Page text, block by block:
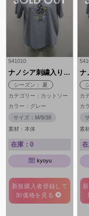
541010
ナノシア刺繍入りTシャツ
シーズン： 夏
カテゴリー：カットソー
カラー：グレー
サイズ：M/9/38
素材：本体 綿
在庫：0
kyoyu
新規購入者登録して
卸価格を見る
カ
カ